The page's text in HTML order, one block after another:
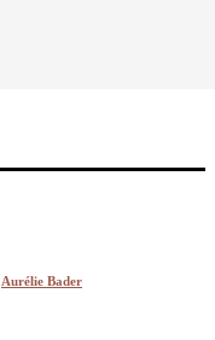
Aurélie Bader